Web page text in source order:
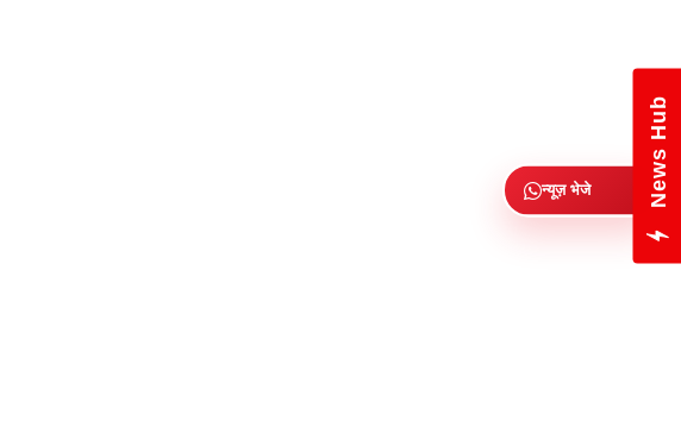
न्यूज़ भेजे News Hub